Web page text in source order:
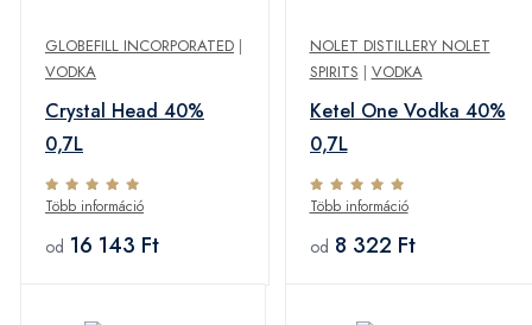
GLOBEFILL INCORPORATED |
VODKA
Crystal Head 40%
0,7L
Több információ
od 16 143 Ft
NOLET DISTILLERY NOLET
SPIRITS | VODKA
Ketel One Vodka 40%
0,7L
Több információ
od 8 322 Ft